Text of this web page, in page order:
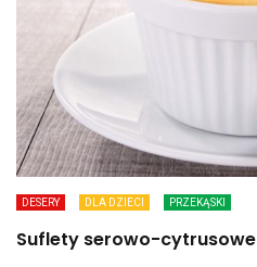
DESERY DLA DZIECI PRZEKĄSKI
Suflety serowo-cytrusowe